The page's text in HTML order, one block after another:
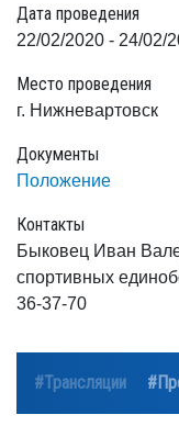
Дата проведения
22/02/2020 - 24/02/
Место проведения
г. Нижневартовск
Документы
Положение
Контакты
Быковец Иван
спортивных
36-37-70
#Трансляции